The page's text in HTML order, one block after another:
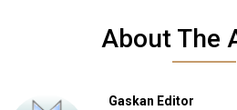
About The
Gaskan Editor